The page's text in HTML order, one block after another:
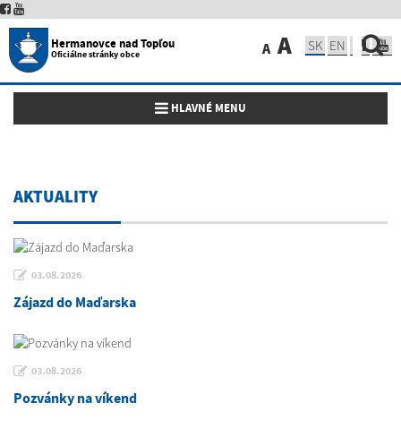
Hermanovce nad Topľou
Oficiálne stránky obce A A SK EN
Toggle navigation
HLAVNÉ MENU
AKTUALITY
03.08.2026
Zájazd do Maďarska
03.08.2026
Pozvánky na víkend